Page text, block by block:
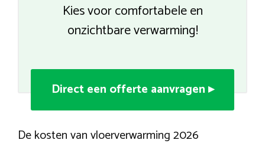
Kies voor comfortabele en
onzichtbare verwarming!
Direct een offerte aanvragen ▸
De kosten van vloerverwarming 2026